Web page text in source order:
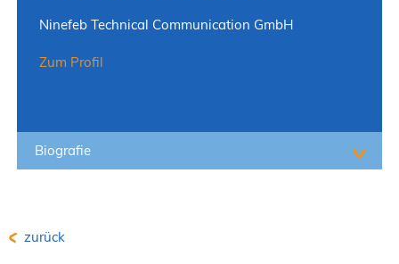
Ninefeb Technical Communication GmbH
Zum Profil
Biografie
zurück